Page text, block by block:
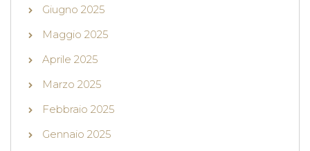
Giugno 2025
Maggio 2025
Aprile 2025
Marzo 2025
Febbraio 2025
Gennaio 2025